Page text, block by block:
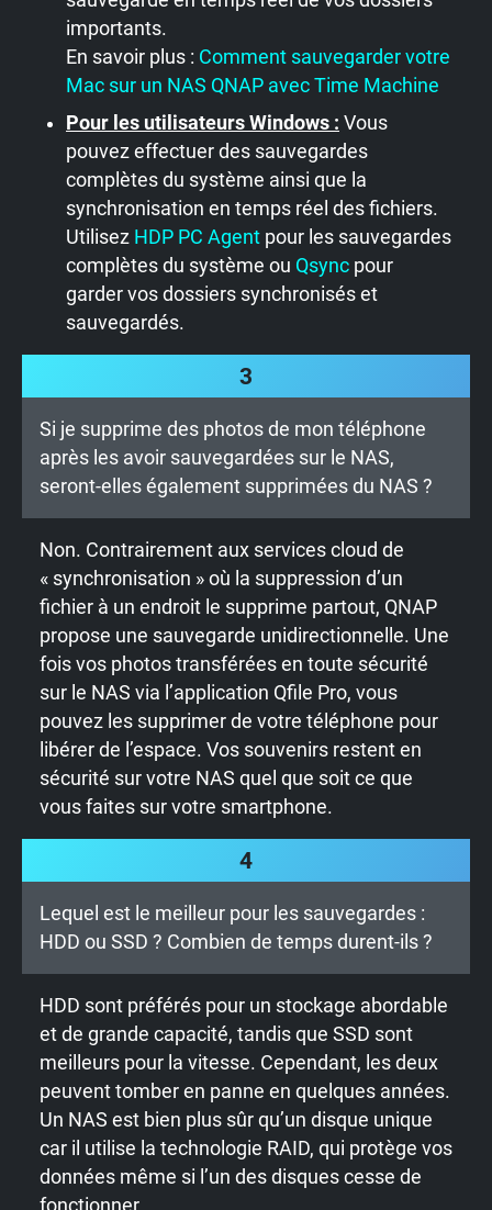
importants.
En savoir plus : Comment sauvegarder votre
Mac sur un NAS QNAP avec Time Machine
Pour les utilisateurs Windows : Vous
pouvez effectuer des sauvegardes
complètes du système ainsi que la
synchronisation en temps réel des fichiers.
Utilisez HDP PC Agent pour les sauvegardes
complètes du système ou Qsync pour
garder vos dossiers synchronisés et
sauvegardés.
3
Si je supprime des photos de mon téléphone
après les avoir sauvegardées sur le NAS,
seront-elles également supprimées du NAS ?
Non. Contrairement aux services cloud de
« synchronisation » où la suppression d’un
fichier à un endroit le supprime partout, QNAP
propose une sauvegarde unidirectionnelle. Une
fois vos photos transférées en toute sécurité
sur le NAS via l’application Qfile Pro, vous
pouvez les supprimer de votre téléphone pour
libérer de l’espace. Vos souvenirs restent en
sécurité sur votre NAS quel que soit ce que
vous faites sur votre smartphone.
4
Lequel est le meilleur pour les sauvegardes :
HDD ou SSD ? Combien de temps durent-ils ?
HDD sont préférés pour un stockage abordable
et de grande capacité, tandis que SSD sont
meilleurs pour la vitesse. Cependant, les deux
peuvent tomber en panne en quelques années.
Un NAS est bien plus sûr qu’un disque unique
car il utilise la technologie RAID, qui protège vos
données même si l’un des disques cesse de